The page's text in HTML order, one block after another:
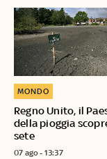
Regno Unito, il
della pioggia
sete
MONDO
07 ago - 13:37